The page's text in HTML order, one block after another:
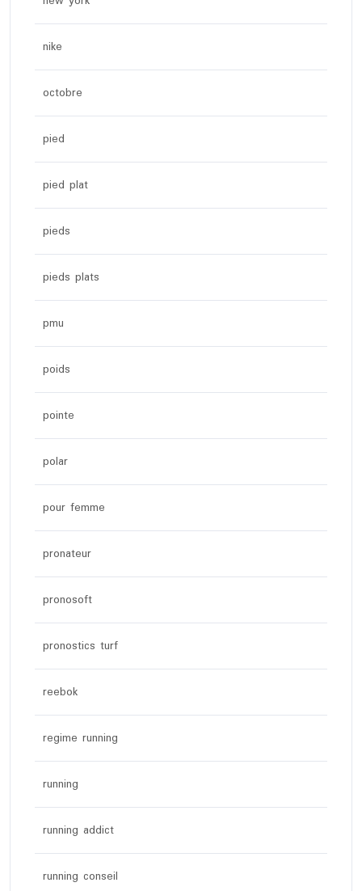
nike
octobre
pied
pied plat
pieds
pieds plats
pmu
poids
pointe
polar
pour femme
pronateur
pronosoft
pronostics turf
reebok
regime running
running
running addict
running conseil